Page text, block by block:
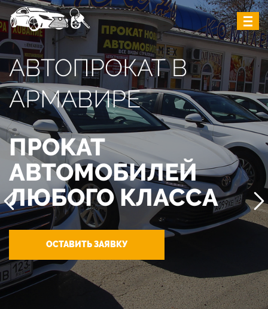
АВТОПРОКАТ В
АРМАВИРЕ
ПРОКАТ
АВТОМОБИЛЕЙ
ЛЮБОГО КЛАССА
ОСТАВИТЬ ЗАЯВКУ